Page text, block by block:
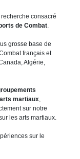
consacré
de Combat.
grosse base de
français et
Algérie,
martiaux,
sur notre
les arts martiaux.
sur le